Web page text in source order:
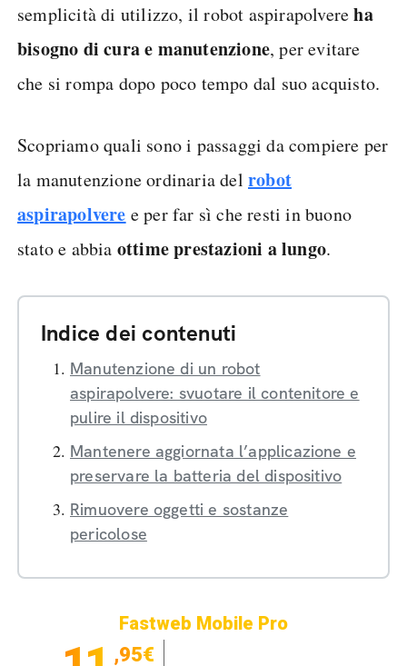
semplicità di utilizzo, il robot aspirapolvereha
bisogno di cura e manutenzione, per evitare
che si rompa dopo poco tempo dal suo acquisto.
Scopriamo quali sono i passaggi da compiere per
la manutenzione ordinaria del robot
aspirapolvere e per far sì che resti in buono
stato e abbia ottime prestazioni a lungo.
Indice dei contenuti
Manutenzione di un robot
aspirapolvere: svuotare il contenitore e
pulire il dispositivo
Mantenere aggiornata l’applicazione e
preservare la batteria del dispositivo
Rimuovere oggetti e sostanze
pericolose
Fastweb Mobile Pro
,95€